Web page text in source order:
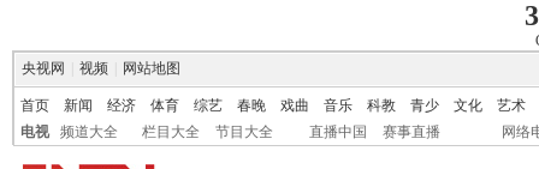
央视网
视频 网站地图
首页 新闻 经济 体育 综艺 春晚 戏曲 音乐 科教 青少 文化
艺术
电视
频道大全 栏目大全 节目大全 直播中国 赛事直播 网络